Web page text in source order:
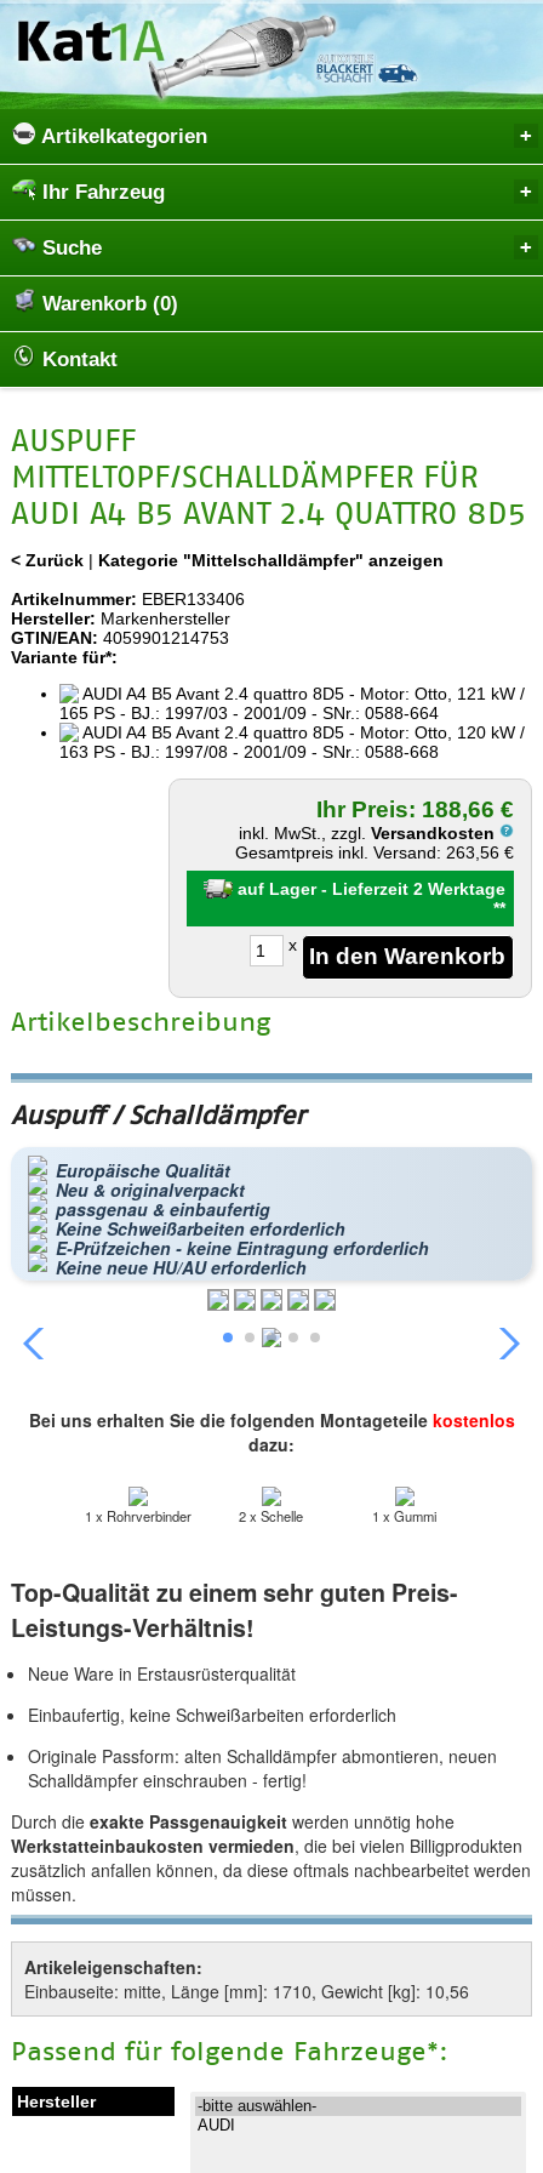
Artikelkategorien
Ihr Fahrzeug
Suche
Warenkorb (0)
Kontakt
AUSPUFF
MITTELTOPF/SCHALLDÄMPFER FÜR
AUDI A4 B5 AVANT 2.4 QUATTRO 8D5
< Zurück| Kategorie "Mittelschalldämpfer" anzeigen
Artikelnummer: EBER133406
Hersteller: Markenhersteller
GTIN/EAN: 4059901214753
Variante für*:
AUDI A4 B5 Avant 2.4 quattro 8D5 - Motor: Otto, 121 kW /
165 PS - BJ.: 1997/03 - 2001/09 - SNr.: 0588-664
AUDI A4 B5 Avant 2.4 quattro 8D5 - Motor: Otto, 120 kW /
163 PS - BJ.: 1997/08 - 2001/09 - SNr.: 0588-668
Ihr Preis: 188,66 €
inkl. MwSt., zzgl.Versandkosten
Gesamtpreis inkl. Versand: 263,56 €
auf Lager - Lieferzeit 2 Werktage
**
x
Artikelbeschreibung
Auspuff / Schalldämpfer
Europäische Qualität
Neu & originalverpackt
passgenau & einbaufertig
Keine Schweißarbeiten erforderlich
E-Prüfzeichen - keine Eintragung erforderlich
Keine neue HU/AU erforderlich
Bei uns erhalten Sie die folgenden Montageteile kostenlos
dazu:
1 x Rohrverbinder 2 x Schelle 1 x Gummi
Top-Qualität zu einem sehr guten Preis-
Leistungs-Verhältnis!
Neue Ware in Erstausrüsterqualität
Einbaufertig, keine Schweißarbeiten erforderlich
Originale Passform: alten Schalldämpfer abmontieren, neuen
Schalldämpfer einschrauben - fertig!
Durch die exakte Passgenauigkeitwerden unnötig hohe
Werkstatteinbaukosten vermieden, die bei vielen Billigprodukten
zusätzlich anfallen können, da diese oftmals nachbearbeitet werden
müssen.
Artikeleigenschaften:
Einbauseite: mitte, Länge [mm]: 1710, Gewicht [kg]: 10,56
Passend für folgende Fahrzeuge*: